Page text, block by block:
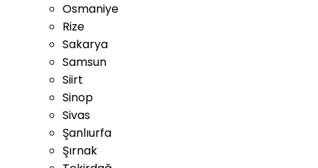
Osmaniye
Rize
Sakarya
Samsun
Siirt
Sinop
Sivas
Şanlıurfa
Şırnak